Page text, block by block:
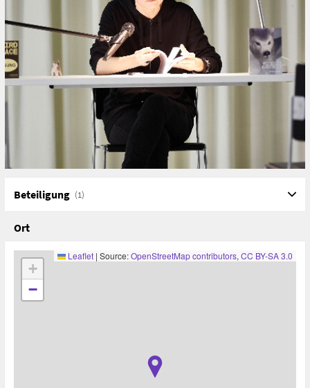
Beteiligung (1)
Ort
+
−
Leaflet | Source:OpenStreetMap contributors,CC BY-SA 3.0